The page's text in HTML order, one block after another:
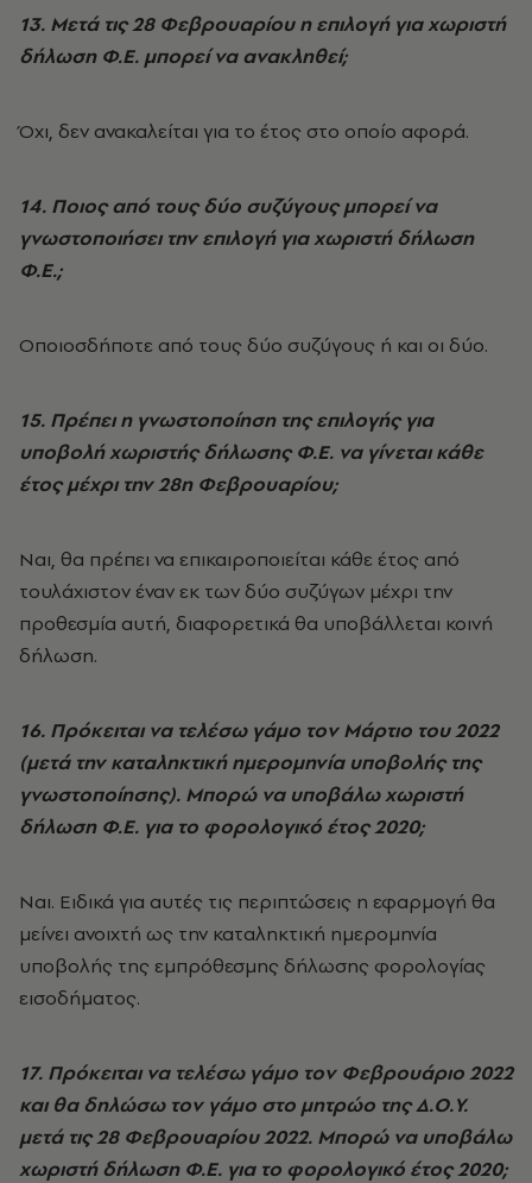
13. Μετά τις 28 Φεβρουαρίου η επιλογή για χωριστή
δήλωση Φ.Ε. μπορεί να ανακληθεί;
Όχι, δεν ανακαλείται για το έτος στο οποίο αφορά.
14. Ποιος από τους δύο συζύγους μπορεί να
γνωστοποιήσει την επιλογή για χωριστή δήλωση
Φ.Ε.;
Οποιοσδήποτε από τους δύο συζύγους ή και οι δύο.
15. Πρέπει η γνωστοποίηση της επιλογής για
υποβολή χωριστής δήλωσης Φ.Ε. να γίνεται κάθε
έτος μέχρι την 28η Φεβρουαρίου;
Ναι, θα πρέπει να επικαιροποιείται κάθε έτος από
τουλάχιστον έναν εκ των δύο συζύγων μέχρι την
προθεσμία αυτή, διαφορετικά θα υποβάλλεται κοινή
δήλωση.
16. Πρόκειται να τελέσω γάμο τον Μάρτιο του 2022
(μετά την καταληκτική ημερομηνία υποβολής της
γνωστοποίησης). Μπορώ να υποβάλω χωριστή
δήλωση Φ.Ε. για το φορολογικό έτος 2020;
Ναι. Ειδικά για αυτές τις περιπτώσεις η εφαρμογή θα
μείνει ανοιχτή ως την καταληκτική ημερομηνία
υποβολής της εμπρόθεσμης δήλωσης φορολογίας
εισοδήματος.
17. Πρόκειται να τελέσω γάμο τον Φεβρουάριο 2022
και θα δηλώσω τον γάμο στο μητρώο της Δ.Ο.Υ.
μετά τις 28 Φεβρουαρίου 2022. Μπορώ να υποβάλω
χωριστή δήλωση Φ.Ε. για το φορολογικό έτος 2020;